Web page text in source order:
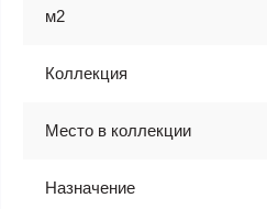
м2
Коллекция
Место в коллекции
Назначение